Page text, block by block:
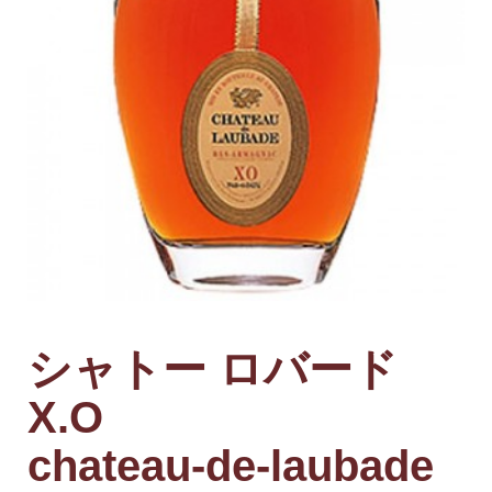
シャトー ロバード
X.O
chateau-de-laubade